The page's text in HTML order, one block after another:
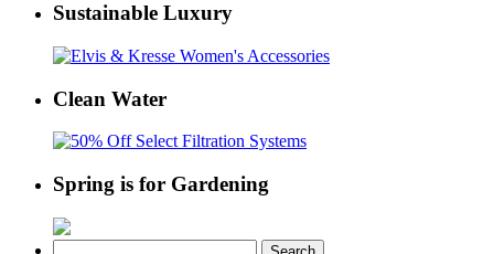
Sustainable Luxury
Clean Water
Spring is for Gardening